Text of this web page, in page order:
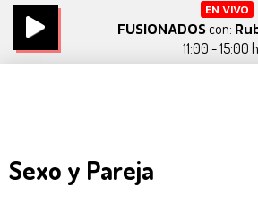
EN VIVO
FUSIONADOScon:
11:00 - 15:00
Sexo y Pareja